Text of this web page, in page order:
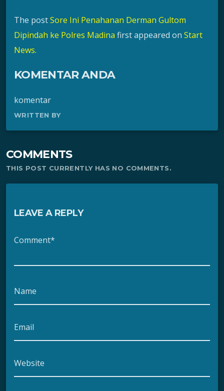
The postSore Ini Penahanan Derman Gultom
Dipindah ke Polres Madina first appeared on Start
News.
KOMENTAR ANDA
komentar
WRITTEN BY
COMMENTS
THIS POST CURRENTLY HAS NO COMMENTS.
LEAVE A REPLY
Comment*
Name
Email
Website